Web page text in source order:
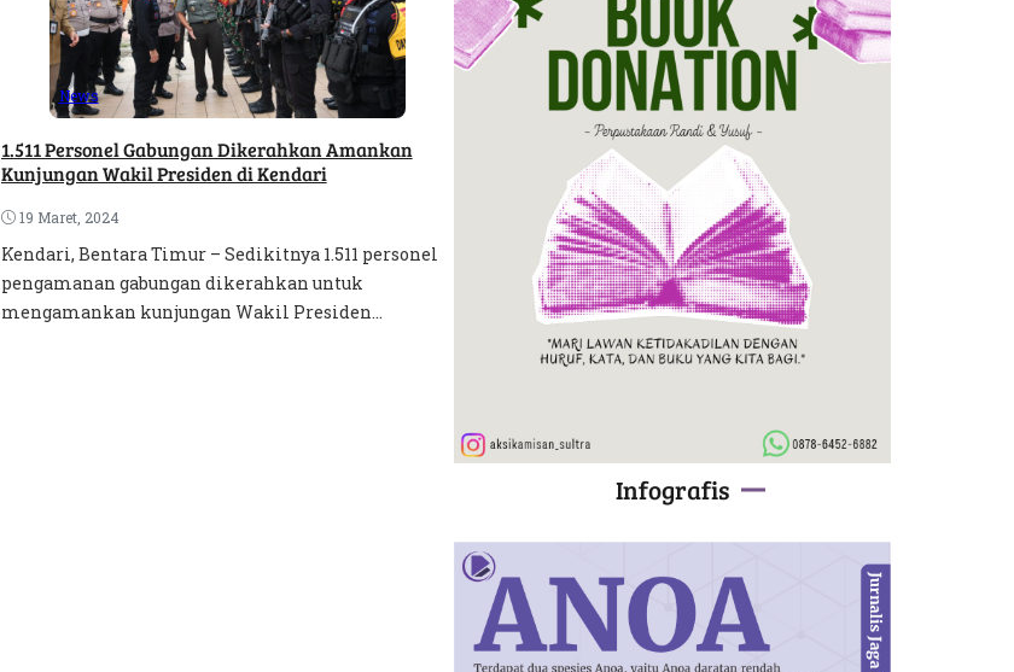
News
1.511 Personel Gabungan Dikerahkan Amankan
Kunjungan Wakil Presiden di Kendari
19 Maret, 2024
Kendari, Bentara Timur – Sedikitnya 1.511 personel
pengamanan gabungan dikerahkan untuk
mengamankan kunjungan Wakil Presiden...
Infografis